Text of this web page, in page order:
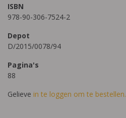
ISBN
978-90-306-7524-2
Depot
D/2015/0078/94
Pagina's
88
Gelieve in te loggen om te bestellen.